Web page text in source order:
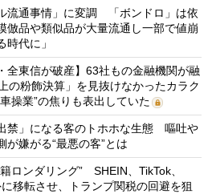
流通事情」に変調 「ボンドロ」は依
倣品や類似品が大量流通し一部で値崩
代に」
全東信が破産】63社もの金融機関が融
の粉飾決算」を見抜けなかったカラク
操業”の焦りも表出していた
禁」になる客のトホホな生態 嘔吐や
嫌がる“最悪の客”とは
ロンダリング” SHEIN、TikTok、
移転させ、トランプ関税の回避を狙